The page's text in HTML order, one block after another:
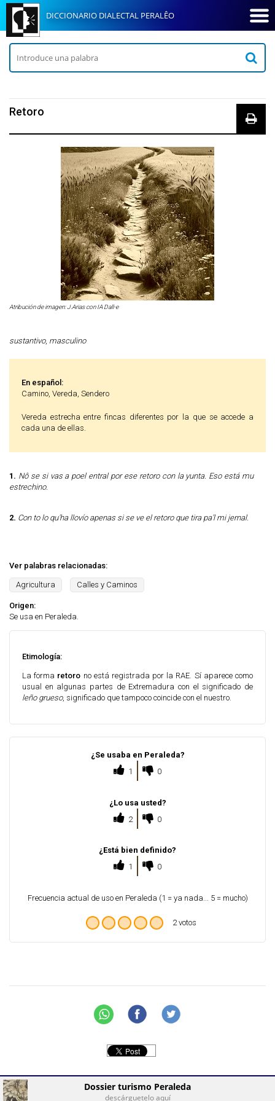
DICCIONARIO DIALECTAL PERALÊO
Retoro
Atribución de imagen: J.Arias con IA Dall-e
sustantivo, masculino
En español:
Camino, Vereda, Sendero
Vereda estrecha entre fincas diferentes por la que se accede a
cada una de ellas.
1. Nô se si vas a poel entral por ese retoro con la yunta. Eso está mu
estrechino.
2. Con to lo qu'ha llovío apenas si se ve el retoro que tira pa'l mi jernal.
Ver palabras relacionadas:
Agricultura Calles y Caminos
Origen:
Se usa en Peraleda.
Etimología:
La forma retoro no está registrada por la RAE. Sí aparece como
usual en algunas partes de Extremadura con el significado de
leño grueso, significado que tampoco coincide con el nuestro.
¿Se usaba en Peraleda?
1
0
¿Lo usa usted?
2
0
¿Está bien definido?
1
0
Frecuencia actual de uso en Peraleda (1 = ya nada... 5 = mucho)
2 votos
Dossier turismo Peraleda
descárguetelo aquí